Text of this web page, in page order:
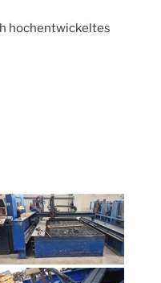
hochentwickeltes